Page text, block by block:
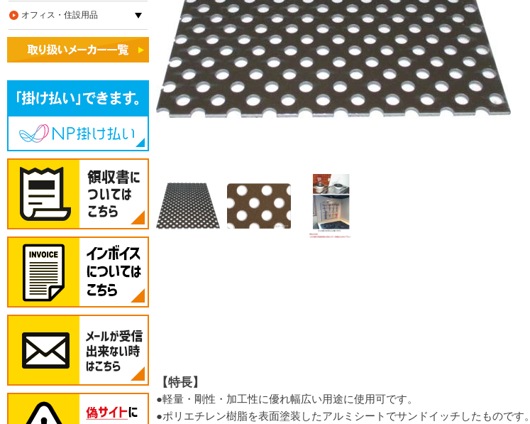
【特長】
●軽量・剛性・加工性に優れ幅広い用途に使用可です。
●ポリエチレン樹脂を表面塗装したアルミシートでサンドイッチしたものです。
オフィス・住設用品